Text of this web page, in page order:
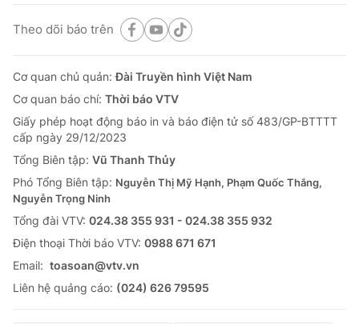
Theo dõi báo trên
Cơ quan chủ quản:Đài Truyền hình Việt Nam
Cơ quan báo chí: Thời báo VTV
Giấy phép hoạt động báo in và báo điện tử số 483/GP-BTTTT
cấp ngày 29/12/2023
Tổng Biên tập: Vũ Thanh Thủy
Phó Tổng Biên tập: Nguyễn Thị Mỹ Hạnh, Phạm Quốc Thắng,
Nguyễn Trọng Ninh
Tổng đài VTV: 024.38 355 931 - 024.38 355 932
Ðiện thoại Thời báo VTV: 0988 671 671
Email: toasoan@vtv.vn
Liên hệ quảng cáo: (024) 626 79595